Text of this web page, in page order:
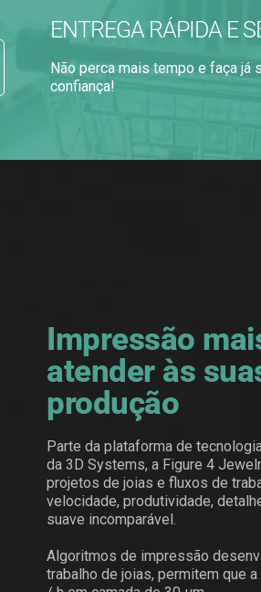
ENTREGA RÁPIDA E
Não perca mais tempo e faça já
confiança!
Impressão
atender às
produção
Parte da plataforma de
da 3D Systems, a Figure 4
projetos de joias e fluxos de
velocidade, produtividade,
suave incomparável.
Algoritmos de impressão
trabalho de joias, permitem que